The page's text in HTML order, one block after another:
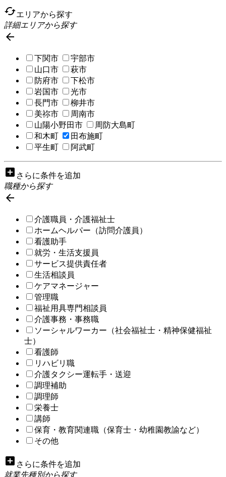
cachedエリアから探す
詳細エリアから探す

下関市
宇部市
山口市
萩市
防府市
下松市
岩国市
光市
長門市
柳井市
美祢市
周南市
山陽小野田市
周防大島町
和木町
田布施町
平生町
阿武町
add_box さらに条件を追加
職種から探す

介護職員・介護福祉士
ホームヘルパー（訪問介護員）
看護助手
就労・生活支援員
サービス提供責任者
生活相談員
ケアマネージャー
管理職
福祉用具専門相談員
介護事務・事務職
ソーシャルワーカー（社会福祉士・精神保健福祉
士）
看護師
リハビリ職
介護タクシー運転手・送迎
調理補助
調理師
栄養士
講師
保育・教育関連職（保育士・幼稚園教諭など）
その他
add_box さらに条件を追加
就業先種別から探す